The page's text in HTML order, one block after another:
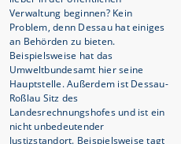
Verwaltung beginnen? Kein
Problem, denn Dessau hat einiges
an Behörden zu bieten.
Beispielsweise hat das
Umweltbundesamt hier seine
Hauptstelle. Außerdem ist Dessau-
Roßlau Sitz des
Landesrechnungshofes und ist ein
nicht unbedeutender
Justizstandort. Beispielsweise tagt